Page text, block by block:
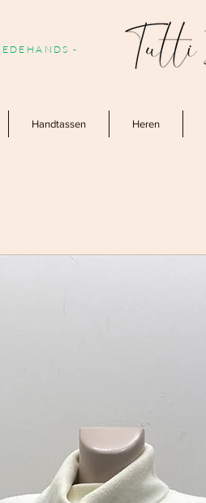
-
Handtassen Heren